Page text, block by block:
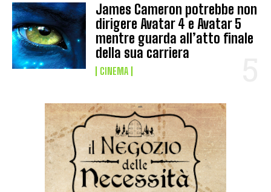
James Cameron potrebbe non
dirigere Avatar 4 e Avatar 5
mentre guarda all’atto finale
della sua carriera
CINEMA